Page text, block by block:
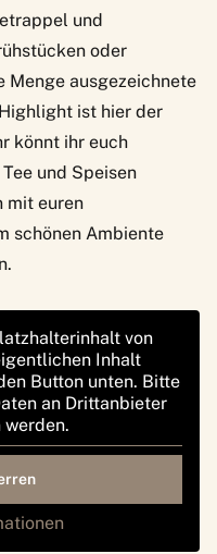
und
oder
Menge ausgezeichnete
ist hier der
könnt ihr euch
und Speisen
mit euren
schönen Ambiente
von
Inhalt
Button unten. Bitte
an Drittanbieter